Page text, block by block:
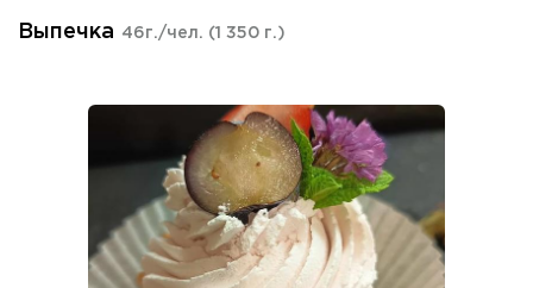
Выпечка 46г./чел. (1 350 г.)